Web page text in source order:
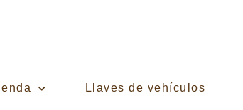
Llaves de vehículos